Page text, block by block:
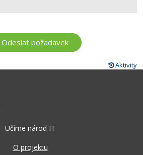
Aktivity
Učíme národ IT
O projektu